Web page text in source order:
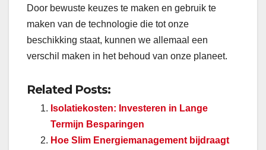
Door bewuste keuzes te maken en gebruik te
maken van de technologie die tot onze
beschikking staat, kunnen we allemaal een
verschil maken in het behoud van onze planeet.
Related Posts:
Isolatiekosten: Investeren in Lange
Termijn Besparingen
Hoe Slim Energiemanagement bijdraagt